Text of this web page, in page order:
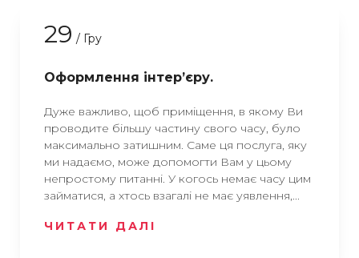
29 / Гру
Оформлення інтер’єру.
Дуже важливо, щоб приміщення, в якому Ви
проводите більшу частину свого часу, було
максимально затишним. Саме ця послуга, яку
ми надаємо, може допомогти Вам у цьому
непростому питанні. У когось немає часу цим
займатися, а хтось взагалі не має уявлення,...
ЧИТАТИ ДАЛІ